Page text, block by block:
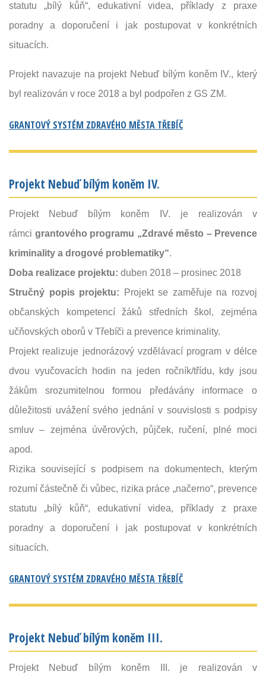
statutu „bílý kůň“, edukativní videa, příklady z praxe
poradny a doporučení i jak postupovat v konkrétních
situacích.
Projekt navazuje na projekt Nebuď bílým koněm IV., který
byl realizován v roce 2018 a byl podpořen z GS ZM.
GRANTOVÝ SYSTÉM ZDRAVÉHO MĚSTA TŘEBÍČ
Projekt Nebuď bílým koněm IV.
Projekt Nebuď bílým koněm IV. je realizován v
rámci grantového programu „Zdravé město – Prevence
kriminality a drogové problematiky“.
Doba realizace projektu: duben 2018 – prosinec 2018
Stručný popis projektu: Projekt se zaměřuje na rozvoj
občanských kompetencí žáků středních škol, zejména
učňovských oborů v Třebíči a prevence kriminality.
Projekt realizuje jednorázový vzdělávací program v délce
dvou vyučovacích hodin na jeden ročník/třídu, kdy jsou
žákům srozumitelnou formou předávány informace o
důležitosti uvážení svého jednání v souvislosti s podpisy
smluv – zejména úvěrových, půjček, ručení, plné moci
apod.
Rizika související s podpisem na dokumentech, kterým
rozumí částečně či vůbec, rizika práce „načerno“, prevence
statutu „bílý kůň“, edukativní videa, příklady z praxe
poradny a doporučení i jak postupovat v konkrétních
situacích.
GRANTOVÝ SYSTÉM ZDRAVÉHO MĚSTA TŘEBÍČ
Projekt Nebuď bílým koněm III.
Projekt Nebuď bílým koněm III. je realizován v